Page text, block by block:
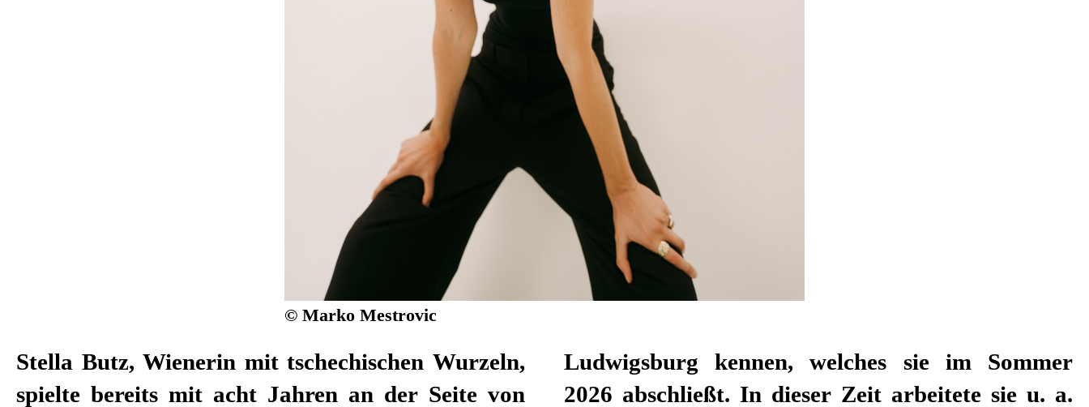
© Marko Mestrovic
Stella Butz, Wienerin mit tschechischen Wurzeln,
spielte bereits mit acht Jahren an der Seite von
Ludwigsburg kennen, welches sie im Sommer
2026 abschließt. In dieser Zeit arbeitete sie u. a.